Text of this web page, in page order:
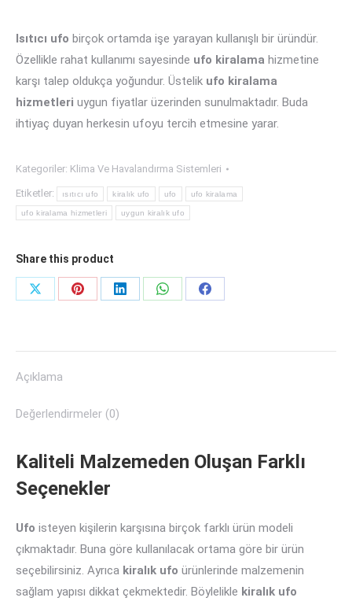
Isıtıcı ufo birçok ortamda işe yarayan kullanışlı bir üründür.
Özellikle rahat kullanımı sayesinde ufo kiralama hizmetine
karşı talep oldukça yoğundur. Üstelik ufo kiralama
hizmetleri uygun fiyatlar üzerinden sunulmaktadır. Buda
ihtiyaç duyan herkesin ufoyu tercih etmesine yarar.
Kategoriler: Klima Ve Havalandırma Sistemleri
Etiketler: ısıtıcı ufo kiralık ufo ufo ufo kiralama
ufo kiralama hizmetleri uygun kiralık ufo
Share this product
Share
Share
Share
Share
Share
Açıklama
Değerlendirmeler (0)
Kaliteli Malzemeden Oluşan Farklı
Seçenekler
Ufo isteyen kişilerin karşısına birçok farklı ürün modeli
çıkmaktadır. Buna göre kullanılacak ortama göre bir ürün
seçebilirsiniz. Ayrıca kiralık ufo ürünlerinde malzemenin
sağlam yapısı dikkat çekmektedir. Böylelikle kiralık ufo